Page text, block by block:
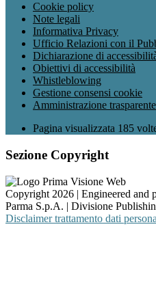
Cookie policy
Note legali
Informativa Privacy
Ufficio Relazioni con il
Dichiarazione di
Obiettivi di accessibilità
Whistleblowing
Gestione consensi cookie
Amministrazione trasparente
Pagina visualizzata 185
Sezione Copyright
Copyright 2026 | Engineered and
Parma S.p.A. | Divisione
Disclaimer trattamento dati